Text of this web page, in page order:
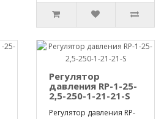
Регулятор
давления RP-1-25-
2,5-250-1-21-21-S
Регулятор давления RP-